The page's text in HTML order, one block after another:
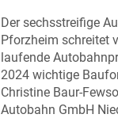
Der sechsstreifige
Pforzheim schreitet
laufende
2024 wichtige
Christine Baur-
Autobahn GmbH